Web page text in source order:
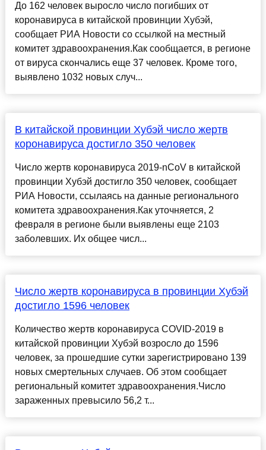
До 162 человек выросло число погибших от
коронавируса в китайской провинции Хубэй,
сообщает РИА Новости со ссылкой на местный
комитет здравоохранения.Как сообщается, в регионе
от вируса скончались еще 37 человек. Кроме того,
выявлено 1032 новых случ...
В китайской провинции Хубэй число жертв
коронавируса достигло 350 человек
Число жертв коронавируса 2019-nCoV в китайской
провинции Хубэй достигло 350 человек, сообщает
РИА Новости, ссылаясь на данные регионального
комитета здравоохранения.Как уточняется, 2
февраля в регионе были выявлены еще 2103
заболевших. Их общее числ...
Число жертв коронавируса в провинции Хубэй
достигло 1596 человек
Количество жертв коронавируса COVID-2019 в
китайской провинции Хубэй возросло до 1596
человек, за прошедшие сутки зарегистрировано 139
новых смертельных случаев. Об этом сообщает
региональный комитет здравоохранения.Число
зараженных превысило 56,2 т...